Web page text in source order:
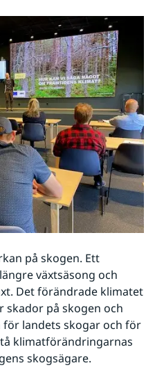
på skogen. Ett
växtsäsong och
Det förändrade klimatet
skador på skogen och
landets skogar och för
klimatförändringarnas
skogsägare.